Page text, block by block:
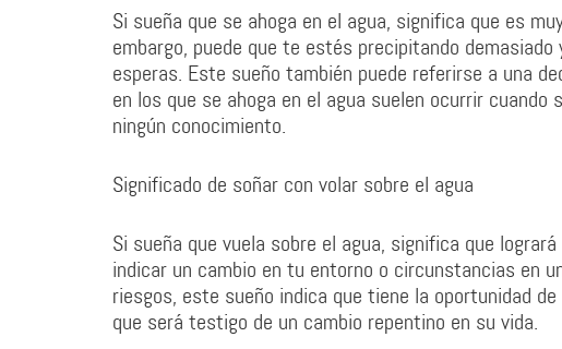
Si sueña que se ahoga en el agua, significa que es
embargo, puede que te estés precipitando
esperas. Este sueño también puede referirse a una
en los que se ahoga en el agua suelen ocurrir
ningún conocimiento.
Significado de soñar con volar sobre el agua
Si sueña que vuela sobre el agua, significa que
indicar un cambio en tu entorno o circunstancias en
riesgos, este sueño indica que tiene la oportunidad
que será testigo de un cambio repentino en su vida.